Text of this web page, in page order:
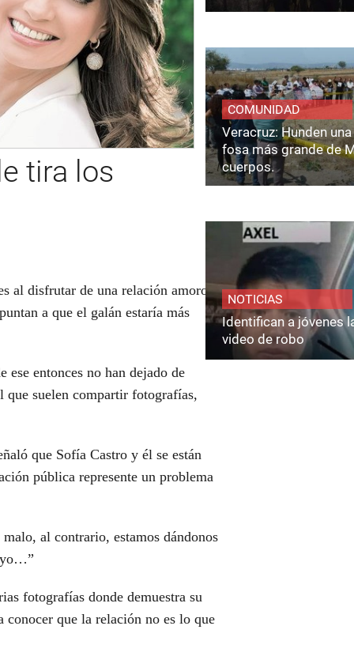
tira los
al disfrutar de una relación amorosa
a que el galán estaría más
ese entonces no han dejado de
que suelen compartir fotografías,
que Sofía Castro y él se están
pública represente un problema
al contrario, estamos dándonos
yo…”
fotografías donde demuestra su
que la relación no es lo que
COMUNIDAD
Veracruz: Hunden
fosa más grande de
cuerpos.
NOTICIAS
Identifican a jóvenes
video de robo